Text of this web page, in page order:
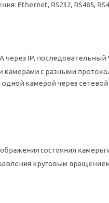
Ethernet, RS232, RS485,
IP, последовательный
камерами с разными
камерой через
состояния камеры
круговым